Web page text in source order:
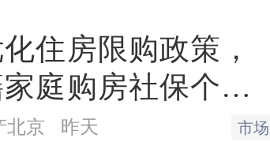
住房限购政策，
庭购房社保个税
下调为一年
北京 昨天 市场